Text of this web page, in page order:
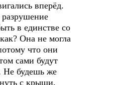
вперёд.
в единстве со
Она не могла
что они
сами будут
Не будешь же
с крыши,